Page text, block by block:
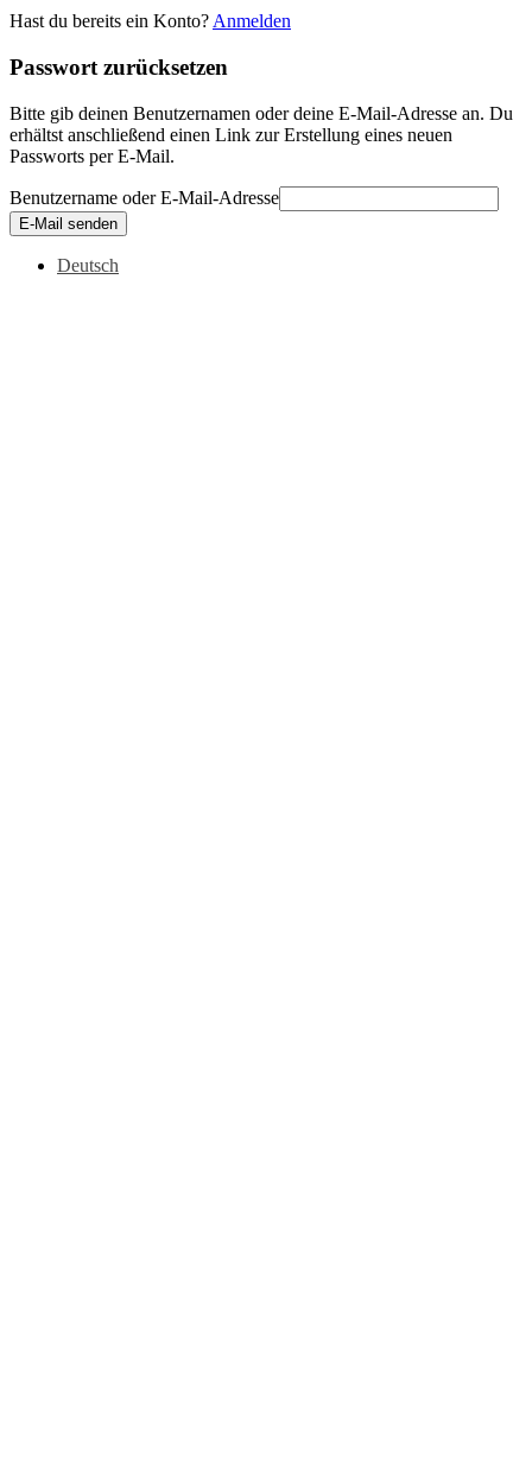
Hast du bereits ein Konto? Anmelden
Passwort zurücksetzen
Bitte gib deinen Benutzernamen oder deine E-Mail-Adresse an. Du
erhältst anschließend einen Link zur Erstellung eines neuen
Passworts per E-Mail.
Benutzername oder E-Mail-Adresse
E-Mail senden
Deutsch